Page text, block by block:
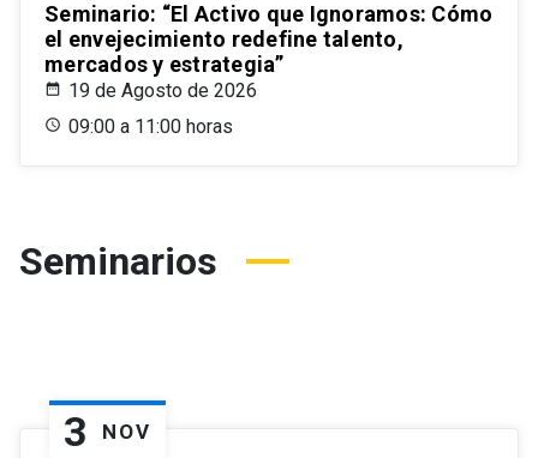
Seminario: “El Activo que Ignoramos: Cómo
el envejecimiento redefine talento,
mercados y estrategia”
19 de Agosto de 2026
09:00 a 11:00 horas
Seminarios
3 NOV